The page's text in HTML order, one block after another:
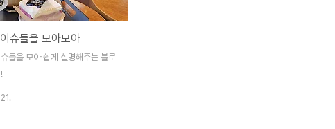
득과세준표준에 합산되는 종합소득
만원 이하 (직전 과세기간의 총
만원을 초과하는 근로소득이
비과세 소득만 있는경우는 제외) -
따른 기준 중위소득 180%이하
슈들을 모아모아
들을 모아 쉽게 설명해주는 블로